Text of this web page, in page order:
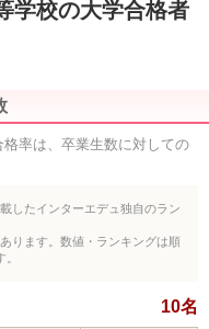
学校の大学合格者
率は、卒業生数に対しての
したインターエデュ独自のラン
ります。数値・ランキングは順
10名